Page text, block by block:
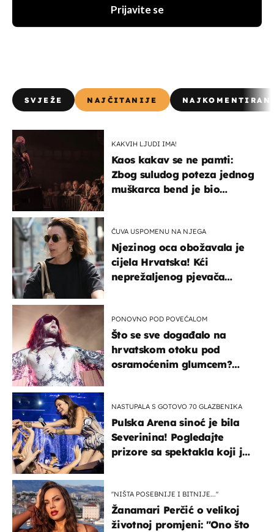
Prijavite se
SVJEŽE NAJČITANIJE
KAKVIH LJUDI IMA!
Kaos kakav se ne pamti:
Zbog suludog poteza jednog
muškarca bend je bio
ČUVA USPOMENU NA NJEGA
Njezinog oca obožavala je
cijela Hrvatska! Kći
neprežaljenog pjevača
PONOVNO POD POVEĆALOM
Što se sve događalo na
hrvatskom otoku pod
osramoćenim glumcem?
NASTUPALA S GOTOVO 70 GLAZBENIKA
Pulska Arena sinoć je bila
Severinina! Pogledajte
prizore sa spektakla koji je
''NIŠTA POSEBNIJE I BITNIJE...''
Žanamari Perčić o velikoj
životnoj promjeni: "Ono što